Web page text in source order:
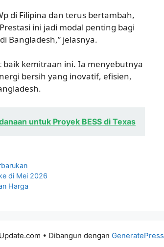
di Filipina dan terus bertambah,
ini jadi modal penting bagi
Bangladesh,” jelasnya.
baik kemitraan ini. Ia menyebutnya
bersih yang inovatif, efisien,
untuk Proyek BESS di Texas
di Mei 2026
Harga
• Dibangun dengan GeneratePress